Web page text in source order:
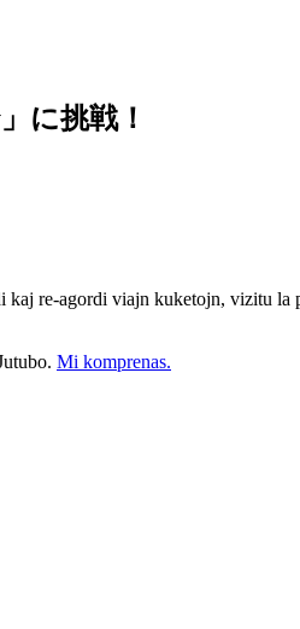
に挑戦！
kaj re-agordi viajn kuketojn, vizitu la
Mi komprenas.